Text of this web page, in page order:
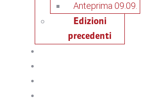
Anteprima 09.09.
Edizioni
precedenti